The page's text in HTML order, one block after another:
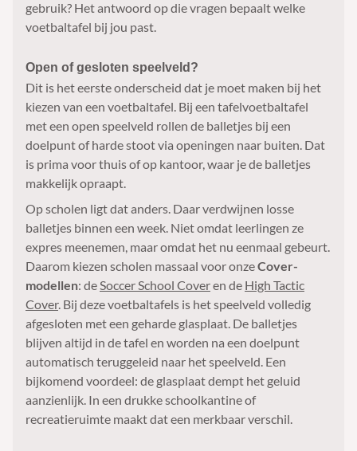
gebruik? Het antwoord op die vragen bepaalt welke
voetbaltafel bij jou past.
Open of gesloten speelveld?
Dit is het eerste onderscheid dat je moet maken bij het
kiezen van een voetbaltafel. Bij een tafelvoetbaltafel
met een open speelveld rollen de balletjes bij een
doelpunt of harde stoot via openingen naar buiten. Dat
is prima voor thuis of op kantoor, waar je de balletjes
makkelijk opraapt.
Op scholen ligt dat anders. Daar verdwijnen losse
balletjes binnen een week. Niet omdat leerlingen ze
expres meenemen, maar omdat het nu eenmaal gebeurt.
Daarom kiezen scholen massaal voor onzeCover-
modellen: deSoccer School Coveren de High Tactic
Cover. Bij deze voetbaltafels is het speelveld volledig
afgesloten met een geharde glasplaat. De balletjes
blijven altijd in de tafel en worden na een doelpunt
automatisch teruggeleid naar het speelveld. Een
bijkomend voordeel: de glasplaat dempt het geluid
aanzienlijk. In een drukke schoolkantine of
recreatieruimte maakt dat een merkbaar verschil.